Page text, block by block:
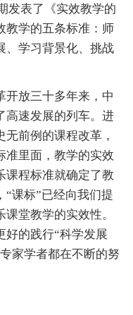
发表了《实效教学的
教学的五条标准：师
、学习背景化、挑战
开放三十多年来，中
高速发展的列车。进
前例的课程改革，
准里面，教学的实效
课程标准就确定了教
“课标”已经向我们提
堂教学的实效性。
好的践行“科学发展
家学者都在不断的努